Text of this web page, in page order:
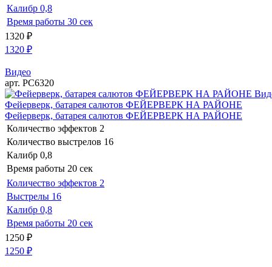
Калибр 0,8
Время работы 30 сек
1320 ₽
1320 ₽
Видео
арт. РС6320
Фейерверк, батарея салютов ФЕЙЕРВЕРК НА РАЙОНЕ
Фейерверк, батарея салютов ФЕЙЕРВЕРК НА РАЙОНЕ
Количество эффектов 2
Количество выстрелов 16
Калибр 0,8
Время работы 20 сек
Количество эффектов 2
Выстрелы 16
Калибр 0,8
Время работы 20 сек
1250 ₽
1250 ₽